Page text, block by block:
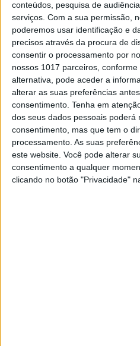
conteúdos, pesquisa de
serviços. Com a sua permissão,
poderemos usar identificação e
precisos através da procura de
consentir o processamento por
nossos 1017 parceiros,
alternativa, pode aceder a
alterar as suas preferências
consentimento. Tenha em
dos seus dados pessoais poderá
consentimento, mas que tem o
processamento. As suas
este website. Você pode alterar
consentimento a qualquer
clicando no botão "Privacidade"
EXAME
Liderar o mundo
Portugal
São 25 empresas
mundo nos sectores
tema de capa da Exame
fique a saber os